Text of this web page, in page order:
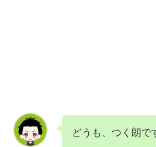
どうも、つく朗で